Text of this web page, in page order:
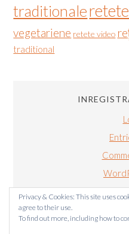
traditionale
vegetariene retete video
traditional
Privacy & Cookies: This site uses
agree to their use.
To find out more, including how to